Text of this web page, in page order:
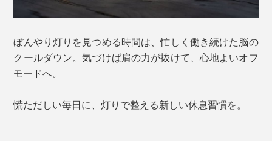
ぼんやり灯りを見つめる時間は、忙しく働き続けた脳の
クールダウン。気づけば肩の力が抜けて、心地よいオフ
モードへ。
慌ただしい毎日に、灯りで整える新しい休息習慣を。